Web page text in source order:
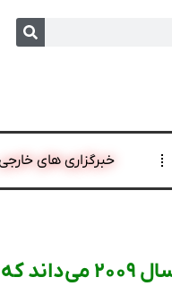
خبرگزاری های